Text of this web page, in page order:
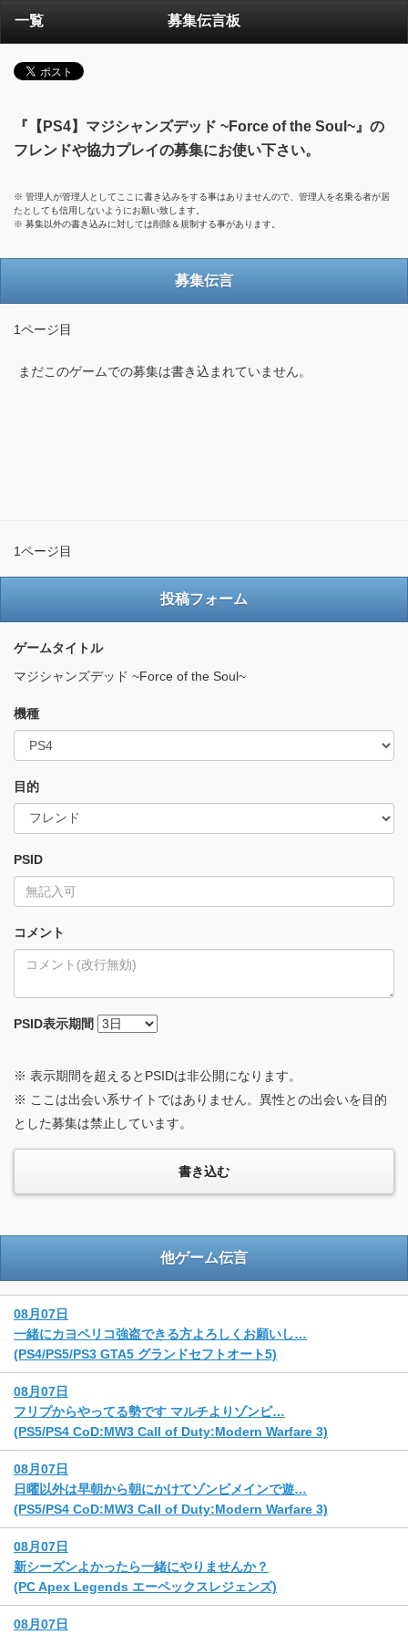
一覧 募集伝言板
『【PS4】マジシャンズデッド ~Force of the Soul~』の
フレンドや協力プレイの募集にお使い下さい。
※ 管理人が管理人としてここに書き込みをする事はありませんので、管理人を名乗る者が居
たとしても信用しないようにお願い致します。
※ 募集以外の書き込みに対しては削除＆規制する事があります。
募集伝言
1ページ目
まだこのゲームでの募集は書き込まれていません。
1ページ目
投稿フォーム
ゲームタイトル
マジシャンズデッド ~Force of the Soul~
機種
目的
PSID
コメント
PSID表示期間
※ 表示期間を超えるとPSIDは非公開になります。
※ ここは出会い系サイトではありません。異性との出会いを目的
とした募集は禁止しています。
他ゲーム伝言
08月07日
一緒にカヨペリコ強盗できる方よろしくお願いし…
(PS4/PS5/PS3 GTA5 グランドセフトオート5)
08月07日
フリプからやってる勢です マルチよりゾンビ…
(PS5/PS4 CoD:MW3 Call of Duty:Modern Warfare 3)
08月07日
日曜以外は早朝から朝にかけてゾンビメインで遊…
(PS5/PS4 CoD:MW3 Call of Duty:Modern Warfare 3)
08月07日
新シーズンよかったら一緒にやりませんか？
(PC Apex Legends エーペックスレジェンズ)
08月07日